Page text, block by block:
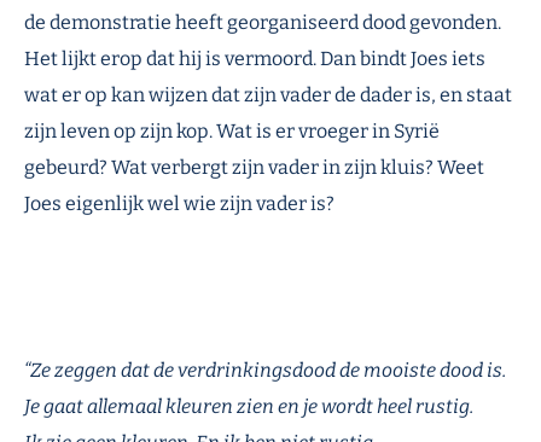
de demonstratie heeft georganiseerd dood gevonden.
Het lijkterop dat hij is vermoord.Dan bindt Joes iets
water op kan wijzen dat zijn vader de dader is, en staat
zijn leven op zijn kop. Wat is er vroeger in Syrië
gebeurd? Wat verbergt zijn vader in zijn kluis? Weet
Joes eigenlijk wel wie zijn vader is?
“Ze zeggen dat de verdrinkingsdood de mooiste dood is.
Je gaat allemaal kleuren zien en je wordt heel rustig.